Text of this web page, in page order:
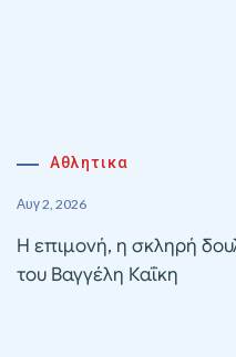
Αθλητικα
Αυγ 2, 2026
Η επιμονή, η σκληρή
του Βαγγέλη Καΐκη